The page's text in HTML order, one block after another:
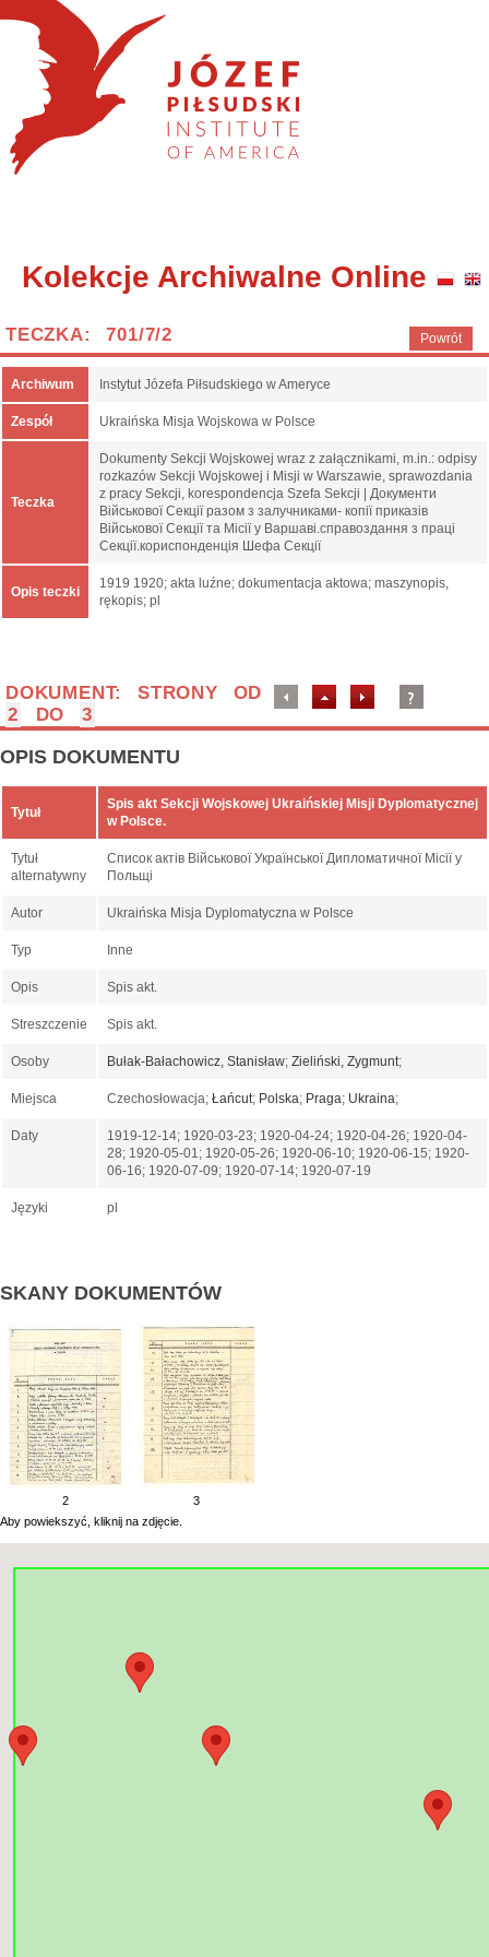
Kolekcje Archiwalne Online
Powrót
TECZKA: 701/7/2
Archiwum Instytut Józefa Piłsudskiego w Ameryce
Zespół Ukraińska Misja Wojskowa w Polsce
Teczka
Dokumenty Sekcji Wojskowej wraz z załącznikami, m.in.: odpisy
rozkazów Sekcji Wojskowej i Misji w Warszawie, sprawozdania
z pracy Sekcji, korespondencja Szefa Sekcji | Документи
Військової Секції разом з залучниками- копії приказів
Військової Секції та Місії у Варшаві.справоздання з праці
Секції.кориспонденція Шефа Секції
Opis teczki
1919 1920; akta luźne; dokumentacja aktowa; maszynopis,
rękopis; pl
DOKUMENT: STRONY OD
2
DO 3
OPIS DOKUMENTU
Tytuł
Spis akt Sekcji Wojskowej Ukraińskiej Misji Dyplomatycznej
w Polsce.
Tytuł
alternatywny
Список актів Військової Української Дипломатичної Місії у
Польщі
Autor Ukraińska Misja Dyplomatyczna w Polsce
Typ Inne
Opis Spis akt.
Streszczenie Spis akt.
Osoby Bułak-Bałachowicz, Stanisław; Zieliński, Zygmunt;
Miejsca Czechosłowacja; Łańcut; Polska; Praga; Ukraina;
Daty
1919-12-14; 1920-03-23; 1920-04-24; 1920-04-26; 1920-04-
28; 1920-05-01; 1920-05-26; 1920-06-10; 1920-06-15; 1920-
06-16; 1920-07-09; 1920-07-14; 1920-07-19
Języki pl
SKANY DOKUMENTÓW
2
3
Aby powiekszyć, kliknij na zdjęcie.